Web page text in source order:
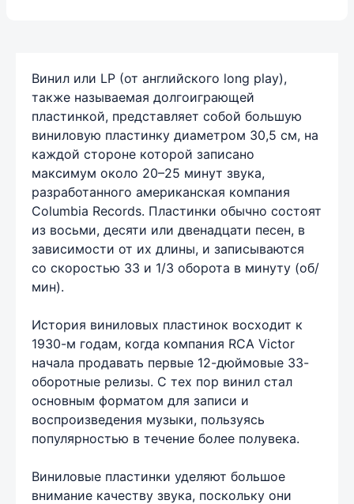
Винил или LP (от английского long play),
также называемая долгоиграющей
пластинкой, представляет собой большую
виниловую пластинку диаметром 30,5 см, на
каждой стороне которой записано
максимум около 20–25 минут звука,
разработанного американская компания
Columbia Records. Пластинки обычно состоят
из восьми, десяти или двенадцати песен, в
зависимости от их длины, и записываются
со скоростью 33 и 1/3 оборота в минуту (об/
мин).
История виниловых пластинок восходит к
1930-м годам, когда компания RCA Victor
начала продавать первые 12-дюймовые 33-
оборотные релизы. С тех пор винил стал
основным форматом для записи и
воспроизведения музыки, пользуясь
популярностью в течение более полувека.
Виниловые пластинки уделяют большое
внимание качеству звука, поскольку они